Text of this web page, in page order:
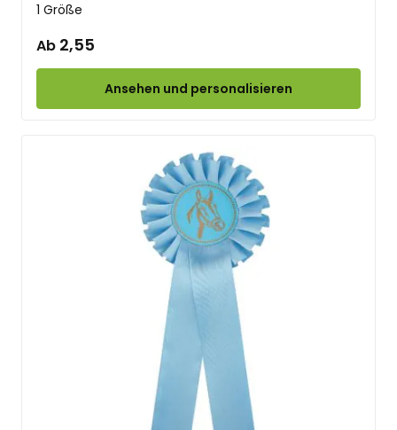
1 Größe
Ab 2,55
Ansehen und personalisieren